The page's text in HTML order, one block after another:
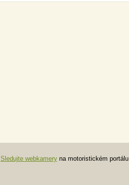
Sledujte webkamery na motoristickém portálu